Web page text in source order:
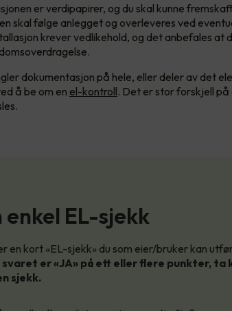
er verdipapirer, og du skal kunne
skal følge anlegget og overleveres ved
krever vedlikehold, og det anbefales
dokumentasjon på hele, eller deler av det
å be om en el-kontroll. Det er stor forskjell
enkel EL-sjekk
en kort «EL-sjekk» du som eier/bruker kan
svaret er «JA» på ett eller flere punkter,
sjekk.